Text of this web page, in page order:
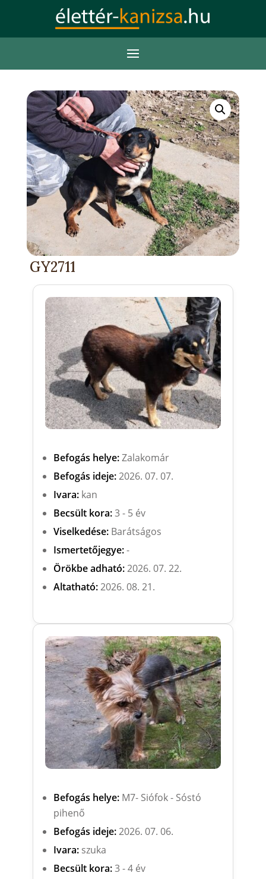
GY2711
Befogás helye:Zalakomár
Befogás ideje:2026. 07. 07.
Ivara:kan
Becsült kora:3 - 5 év
Viselkedése:Barátságos
Ismertetőjegye:-
Örökbe adható:2026. 07. 22.
Altatható:2026. 08. 21.
Befogás helye:M7- Siófok - Sóstó
pihenő
Befogás ideje:2026. 07. 06.
Ivara:szuka
Becsült kora:3 - 4 év